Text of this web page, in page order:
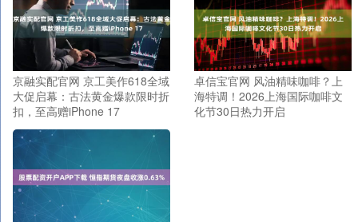
京融实配官网 京工美作618全域
大促启幕：古法黄金爆款限时折
扣，至高赠iPhone 17
卓信宝官网 风油精味咖啡？上
海特调！2026上海国际咖啡文
化节30日热力开启